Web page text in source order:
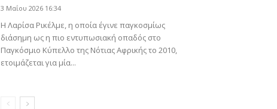
3 Μαΐου 2026 16:34
Η Λαρίσα Ρικέλμε, η οποία έγινε παγκοσμίως
διάσημη ως η πιο εντυπωσιακή οπαδός στο
Παγκόσμιο Κύπελλο της Νότιας Αφρικής το 2010,
ετοιμάζεται για μία...